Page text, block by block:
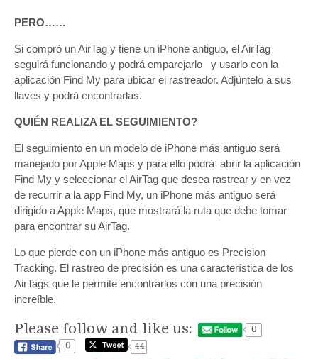
PERO……
Si compró un AirTag y tiene un iPhone antiguo, el AirTag
seguirá funcionando y podrá emparejarlo y usarlo con la
aplicación Find My para ubicar el rastreador. Adjúntelo a sus
llaves y podrá encontrarlas.
QUIÉN REALIZA EL SEGUIMIENTO?
El seguimiento en un modelo de iPhone más antiguo será
manejado por Apple Maps y para ello podrá abrir la aplicación
Find My y seleccionar el AirTag que desea rastrear y en vez
de recurrir a la app Find My, un iPhone más antiguo será
dirigido a Apple Maps, que mostrará la ruta que debe tomar
para encontrar su AirTag.
Lo que pierde con un iPhone más antiguo es Precision
Tracking. El rastreo de precisión es una característica de los
AirTags que le permite encontrarlos con una precisión
increíble.
Please follow and like us:
0
0
44